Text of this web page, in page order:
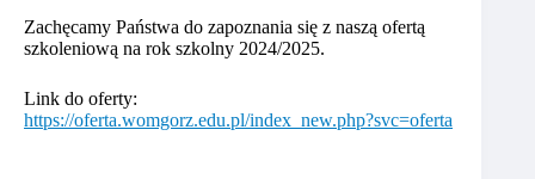
Zachęcamy Państwa do zapoznania się z naszą ofertą
szkoleniową na rok szkolny 2024/2025.
Link do oferty:
https://oferta.womgorz.edu.pl/index_new.php?svc=oferta